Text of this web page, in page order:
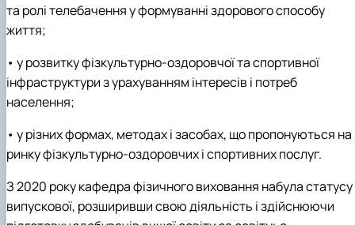
та ролі телебачення у формуванні здорового способу
життя;
• у розвитку фізкультурно-оздоровчої та спортивної
інфраструктури з урахуванням інтересів і потреб
населення;
• у різних формах, методах і засобах, що пропонуються на
ринку фізкультурно-оздоровчих і спортивних послуг.
З 2020 року кафедра фізичного виховання набула статусу
випускової, розширивши свою діяльність і здійснюючи